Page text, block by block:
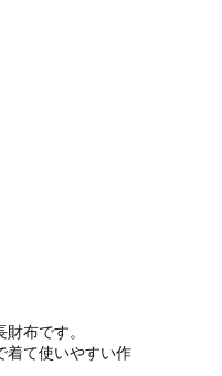
布です。
着て使いやすい作